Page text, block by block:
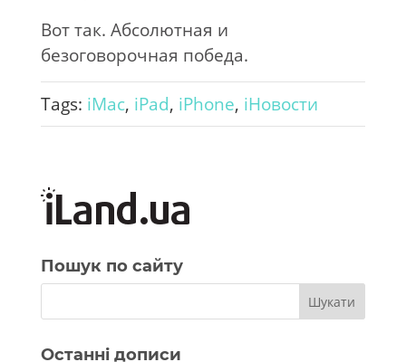
Вот так. Абсолютная и
безоговорочная победа.
Tags: iMac, iPad, iPhone, iНовости
Пошук по сайту
Останні дописи